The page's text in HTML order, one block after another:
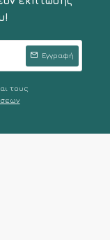
Εγγραφή
τους